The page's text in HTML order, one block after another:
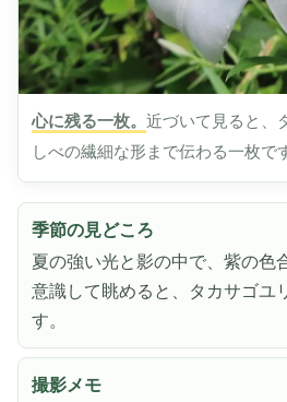
心に残る一枚。 近づいて見ると、
しべの繊細な形まで伝わる一枚で
季節の見どころ
夏の強い光と影の中で、紫の色
意識して眺めると、タカサゴユ
す。
撮影メモ